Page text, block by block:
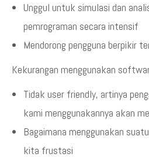
Unggul untuk simulasi dan
pemrograman secara intensif
Mendorong pengguna berpikir
Kekurangan menggunakan
Tidak user friendly, artinya
kami menggunakannya akan
Bagaimana menggunakan
kita frustasi